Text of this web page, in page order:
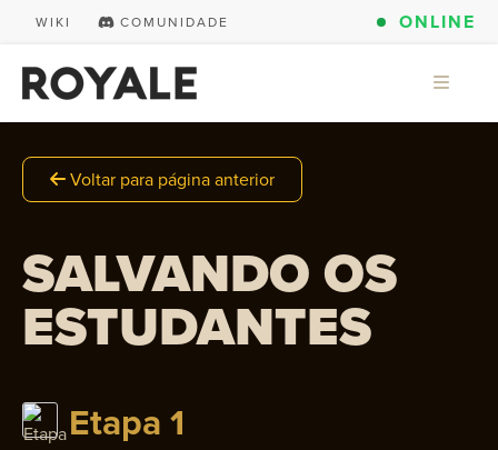
WIKI COMUNIDADE ONLINE
Voltar para página anterior
SALVANDO OS
ESTUDANTES
Etapa 1